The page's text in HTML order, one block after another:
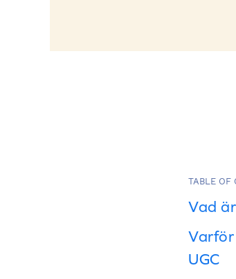
TABLE OF
Vad
UGC